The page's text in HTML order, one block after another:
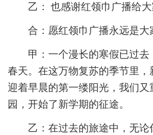
乙： 也感谢红领巾广播给
合：愿红领巾广播永远是大
甲：一个漫长的寒假已过
春天。在这万物复苏的季节里，
迎着早晨的第一缕阳光，我们
园，开始了新学期的征途。
乙：在过去的旅途中，无